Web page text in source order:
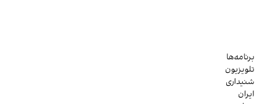
برنامه‌ها
تلویزیون
شنیداری
ایران